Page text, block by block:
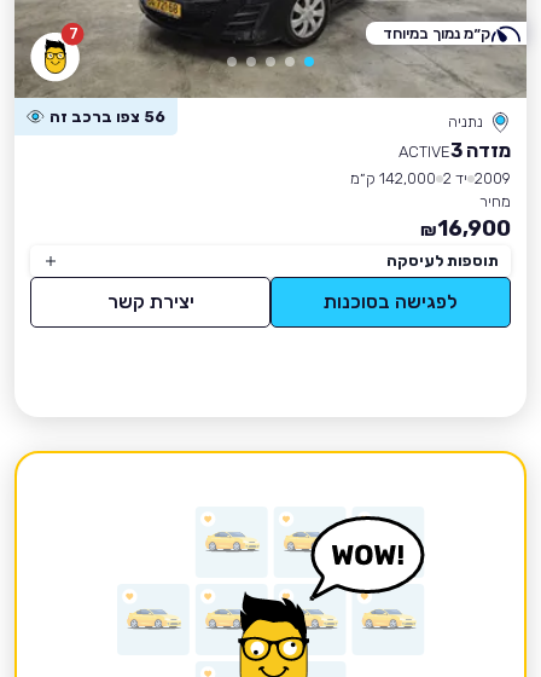
7
נתניה 56 צפו ברכב זה
מזדה 3
ACTIVE
2009 יד 2
142,000 ק״מ
מחיר
16,900
₪
תוספות לעיסקה
לפגישה בסוכנות יצירת קשר
ק״מ נמוך במיוחד